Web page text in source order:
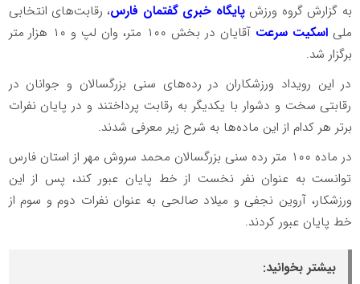
به گزارش گروه ورزش پایگاه خبری گفتمان فارس، رقابت‌های انتخابی
ملی اسکیت سرعت
آقایان در بخش ۱۰۰ متر، وان لپ و ۱۰ هزار متر
برگزار شد.
در این رویداد ورزشکاران در رده‌های سنی بزرگسالان و جوانان در
رقابتی سخت و دشوار با یکدیگر به رقابت پرداختند و در پایان نفرات
برتر هر کدام از این ماده‌ها به شرح زیر معرفی شدند.
در ماده ۱۰۰ متر رده سنی بزرگسالان محمد سروش مهر از استان فارس
توانست به عنوان نفر نخست از خط پایان عبور کند، پس از این
ورزشکار، آروین نجفی و میلاد صالحی به عنوان نفرات دوم و سوم از
خط پایان عبور کردند.
بیشتر بخوانید: